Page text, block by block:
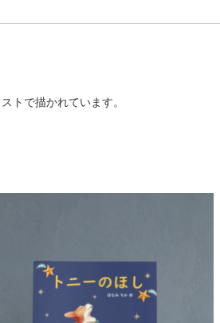
トで描かれています。